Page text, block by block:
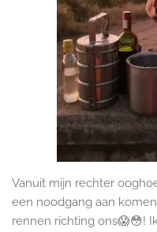
Vanuit mijn rechter
een noodgang aan
rennen richting ons😱😳!